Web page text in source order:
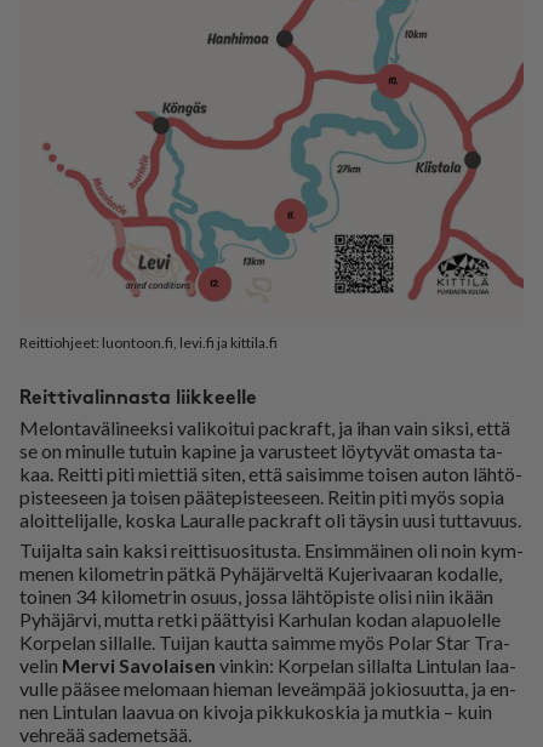
Reittiohjeet: luontoon.fi, levi.fi ja kittila.fi
Reittivalinnasta liikkeelle
Me­lon­ta­vä­li­neek­si va­li­koi­tui pack­raft, ja ihan vain sik­si, et­tä
se on mi­nul­le tu­tuin ka­pi­ne ja va­rus­teet löy­ty­vät omas­ta ta­
kaa. Reit­ti piti miet­tiä si­ten, et­tä sai­sim­me toi­sen au­ton läh­tö­
pis­tee­seen ja toi­sen pää­te­pis­tee­seen. Rei­tin piti myös so­pia
aloit­te­li­jal­le, kos­ka Lau­ral­le pack­raft oli täy­sin uu­si tut­ta­vuus.
Tui­jal­ta sain kak­si reit­ti­suo­si­tus­ta. En­sim­mäi­nen oli noin kym­
me­nen ki­lo­met­rin pät­kä Py­hä­jär­vel­tä Ku­je­ri­vaa­ran ko­dal­le,
toi­nen 34 ki­lo­met­rin osuus, jos­sa läh­tö­pis­te oli­si niin ikään
Py­hä­jär­vi, mut­ta ret­ki päät­tyi­si Kar­hu­lan ko­dan ala­puo­lel­le
Kor­pe­lan sil­lal­le. Tui­jan kaut­ta saim­me myös Po­lar Star Tra­
ve­lin Mer­vi Sa­vo­lai­sen vin­kin: Kor­pe­lan sil­lal­ta Lin­tu­lan laa­
vul­le pää­see me­lo­maan hie­man le­ve­äm­pää jo­ki­o­suut­ta, ja en­
nen Lin­tu­lan laa­vua on ki­vo­ja pik­ku­kos­kia ja mut­kia – kuin
veh­re­ää sa­de­met­sää.